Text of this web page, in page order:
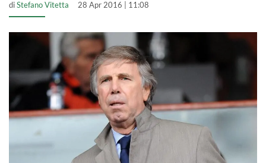
diStefano Vitetta 28 Apr 2016 | 11:08